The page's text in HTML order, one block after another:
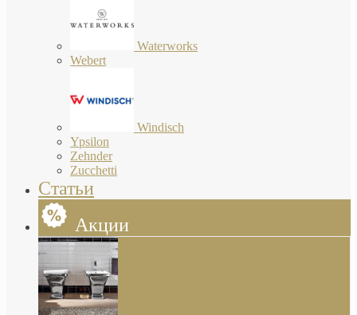
Waterworks
Webert
Windisch
Ypsilon
Zehnder
Zucchetti
Статьи
Акции